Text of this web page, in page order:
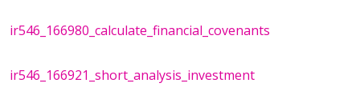
ir546_166980_calculate_financial_covenants
ir546_166921_short_analysis_investment